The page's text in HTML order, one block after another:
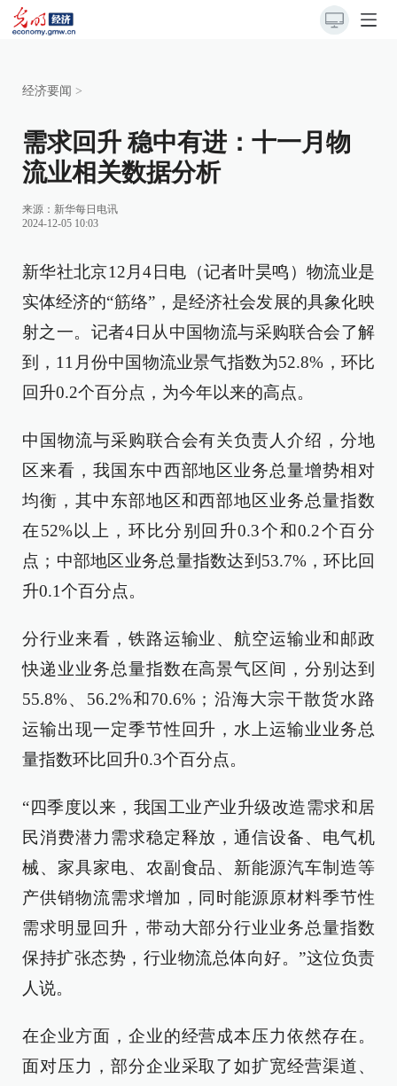
经济要闻 >
需求回升 稳中有进：十一月物
流业相关数据分析
来源： 新华每日电讯
2024-12-05 10:03
新华社北京12月4日电（记者叶昊鸣）物流业是
实体经济的“筋络”，是经济社会发展的具象化映
射之一。记者4日从中国物流与采购联合会了解
到，11月份中国物流业景气指数为52.8%，环比
回升0.2个百分点，为今年以来的高点。
中国物流与采购联合会有关负责人介绍，分地
区来看，我国东中西部地区业务总量增势相对
均衡，其中东部地区和西部地区业务总量指数
在52%以上，环比分别回升0.3个和0.2个百分
点；中部地区业务总量指数达到53.7%，环比回
升0.1个百分点。
分行业来看，铁路运输业、航空运输业和邮政
快递业业务总量指数在高景气区间，分别达到
55.8%、56.2%和70.6%；沿海大宗干散货水路
运输出现一定季节性回升，水上运输业业务总
量指数环比回升0.3个百分点。
“四季度以来，我国工业产业升级改造需求和居
民消费潜力需求稳定释放，通信设备、电气机
械、家具家电、农副食品、新能源汽车制造等
产供销物流需求增加，同时能源原材料季节性
需求明显回升，带动大部分行业业务总量指数
保持扩张态势，行业物流总体向好。”这位负责
人说。
在企业方面，企业的经营成本压力依然存在。
面对压力，部分企业采取了如扩宽经营渠道、